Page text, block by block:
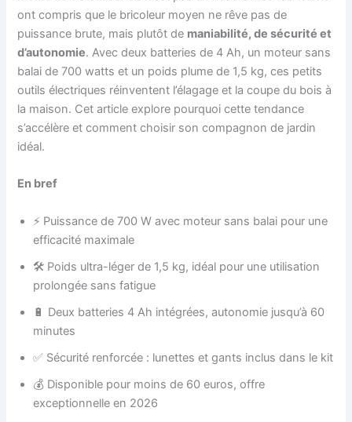
ont compris que le bricoleur moyen ne rêve pas de
puissance brute, mais plutôt de maniabilité, de sécurité et
d’autonomie. Avec deux batteries de 4 Ah, un moteur sans
balai de 700 watts et un poids plume de 1,5 kg, ces petits
outils électriques réinventent l’élagage et la coupe du bois à
la maison. Cet article explore pourquoi cette tendance
s’accélère et comment choisir son compagnon de jardin
idéal.
En bref
⚡ Puissance de 700 W avec moteur sans balai pour une
efficacité maximale
🛠️ Poids ultra-léger de 1,5 kg, idéal pour une utilisation
prolongée sans fatigue
🔋 Deux batteries 4 Ah intégrées, autonomie jusqu’à 60
minutes
✅ Sécurité renforcée : lunettes et gants inclus dans le kit
💰 Disponible pour moins de 60 euros, offre
exceptionnelle en 2026